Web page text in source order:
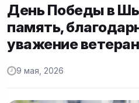
День Победы в
память,
уважение
9 мая, 2026